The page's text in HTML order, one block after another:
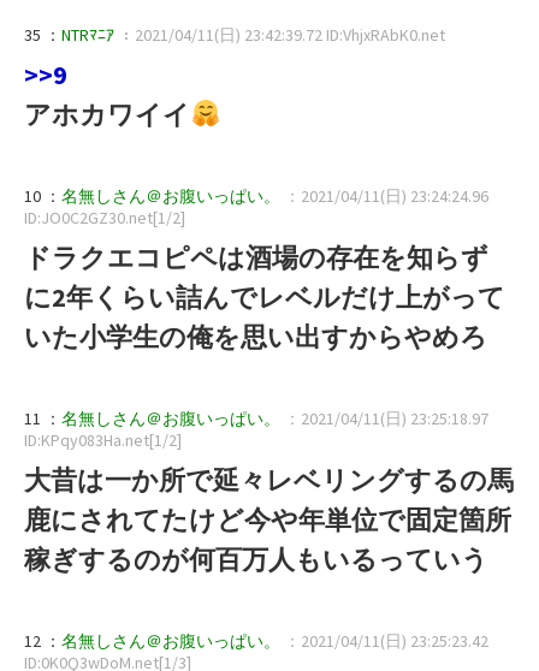
35 ： NTRﾏﾆｱ ：2021/04/11(日) 23:42:39.72 ID:VhjxRAbK0.net
>>9
アホカワイイ
10 ： 名無しさん＠お腹いっぱい。
：2021/04/11(日) 23:24:24.96
ID:JO0C2GZ30.net[1/2]
ドラクエコピペは酒場の存在を知らず
に2年くらい詰んでレベルだけ上がって
いた小学生の俺を思い出すからやめろ
11 ： 名無しさん＠お腹いっぱい。
：2021/04/11(日) 23:25:18.97
ID:KPqy083Ha.net[1/2]
大昔は一か所で延々レベリングするの馬
鹿にされてたけど今や年単位で固定箇所
稼ぎするのが何百万人もいるっていう
12 ： 名無しさん＠お腹いっぱい。
：2021/04/11(日) 23:25:23.42
ID:0K0Q3wDoM.net[1/3]